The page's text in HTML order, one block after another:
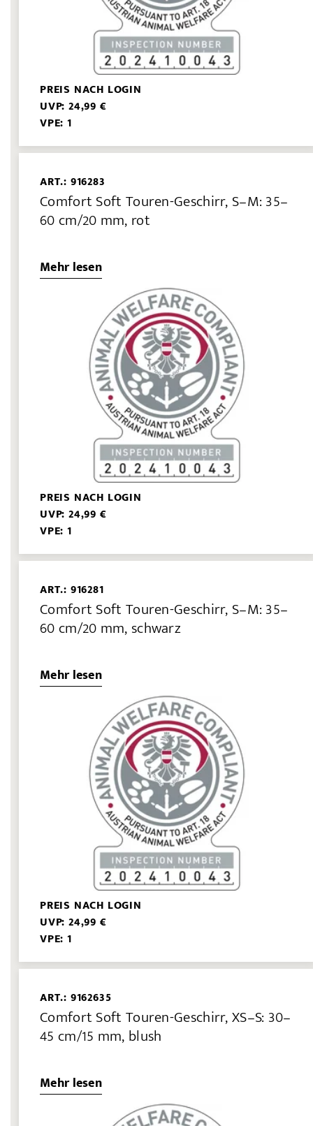
PREIS NACH LOGIN
UVP: 24,99 €
VPE: 1
ART.: 916283
Comfort Soft Touren-Geschirr, S–M: 35–
60 cm/20 mm, rot
Mehr lesen
PREIS NACH LOGIN
UVP: 24,99 €
VPE: 1
ART.: 916281
Comfort Soft Touren-Geschirr, S–M: 35–
60 cm/20 mm, schwarz
Mehr lesen
PREIS NACH LOGIN
UVP: 24,99 €
VPE: 1
ART.: 9162635
Comfort Soft Touren-Geschirr, XS–S: 30–
45 cm/15 mm, blush
Mehr lesen